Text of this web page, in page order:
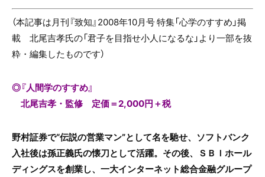
（本記事は月刊『致知』2008年10月号 特集「心学のすすめ」掲
載 北尾吉孝氏の「君子を目指せ小人になるな」より一部を抜
粋・編集したものです）
◎『人間学のすすめ』
北尾吉孝・監修 定価＝2,000円＋税
野村証券で“伝説の営業マン”として名を馳せ、ソフトバンク
入社後は孫正義氏の懐刀として活躍。その後、ＳＢＩホール
ディングスを創業し、一大インターネット総合金融グループ